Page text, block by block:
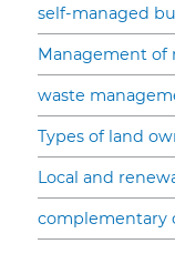
self-managed
Management of
waste
Types of land
Local and
complementary